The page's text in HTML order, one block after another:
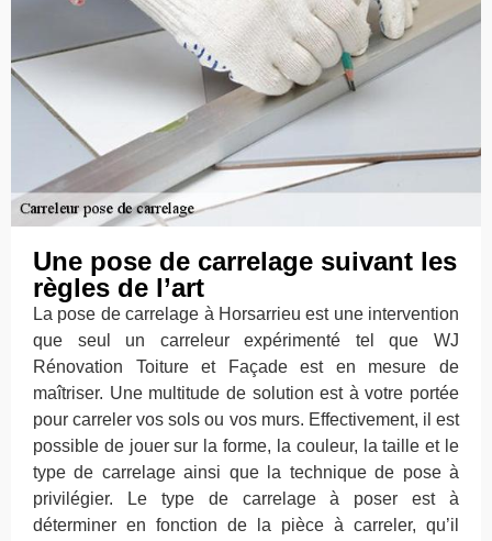
Une pose de carrelage suivant les
règles de l’art
La pose de carrelage à Horsarrieu est une intervention
que seul un carreleur expérimenté tel que WJ
Rénovation Toiture et Façade est en mesure de
maîtriser. Une multitude de solution est à votre portée
pour carreler vos sols ou vos murs. Effectivement, il est
possible de jouer sur la forme, la couleur, la taille et le
type de carrelage ainsi que la technique de pose à
privilégier. Le type de carrelage à poser est à
déterminer en fonction de la pièce à carreler, qu’il